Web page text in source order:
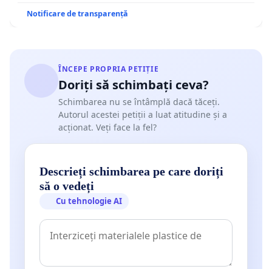
Notificare de transparență
ÎNCEPE PROPRIA PETIȚIE
Doriți să schimbați ceva?
Schimbarea nu se întâmplă dacă tăceți.
Autorul acestei petiții a luat atitudine și a
acționat. Veți face la fel?
Descrieți schimbarea pe care doriți
să o vedeți
Cu tehnologie AI